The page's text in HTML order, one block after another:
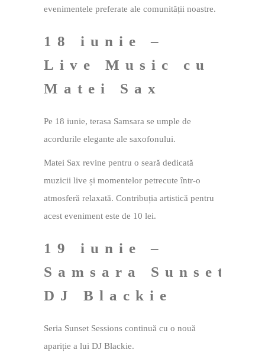
evenimentele preferate ale comunității noastre.
18 iunie –
Live Music cu
Matei Sax
Pe 18 iunie, terasa Samsara se umple de
acordurile elegante ale saxofonului.
Matei Sax revine pentru o seară dedicată
muzicii live și momentelor petrecute într-o
atmosferă relaxată. Contribuția artistică pentru
acest eveniment este de 10 lei.
19 iunie –
Samsara Sunset
DJ Blackie
Seria Sunset Sessions continuă cu o nouă
apariție a lui DJ Blackie.